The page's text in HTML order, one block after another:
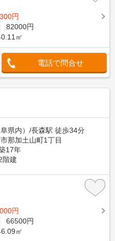
円
82000円
㎡
電話で問合せ
県内）/長森駅 徒歩34分
那加土山町1丁目
17年
階建
円
66500円
㎡